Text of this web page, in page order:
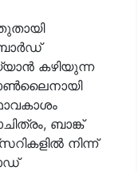
ബോർഡ്
കഴിയുന്ന
ബാങ്ക്
നിന്ന്